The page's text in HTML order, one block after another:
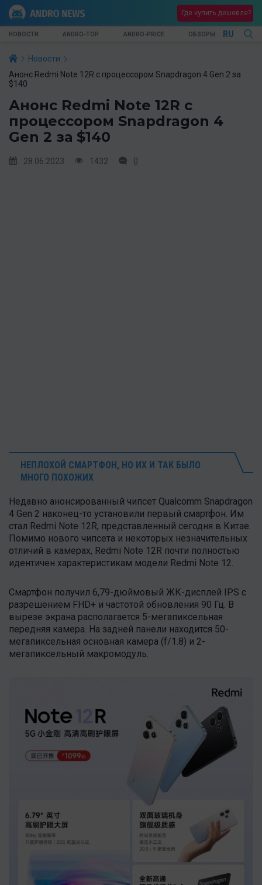
Где купить дешевле?
НОВОСТИ ANDRO-TOP ANDRO-PRICE ОБЗОРЫ RU
Новости
Анонс Redmi Note 12R с процессором Snapdragon 4 Gen 2 за
$140
Анонс Redmi Note 12R с
процессором Snapdragon 4
Gen 2 за $140
28.06.2023 1432 0
НЕПЛОХОЙ СМАРТФОН, НО ИХ И ТАК БЫЛО
МНОГО ПОХОЖИХ
Недавно анонсированный чипсет Qualcomm Snapdragon
4 Gen 2 наконец-то установили первый смартфон. Им
стал Redmi Note 12R, представленный сегодня в Китае.
Помимо нового чипсета и некоторых незначительных
отличий в камерах, Redmi Note 12R почти полностью
идентичен характеристикам модели Redmi Note 12.
Смартфон получил 6,79-дюймовый ЖК-дисплей IPS с
разрешением FHD+ и частотой обновления 90 Гц. В
вырезе экрана располагается 5-мегапиксельная
передняя камера. На задней панели находится 50-
мегапиксельная основная камера (f/1.8) и 2-
мегапиксельный макромодуль.